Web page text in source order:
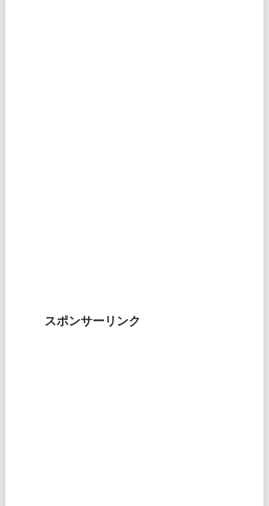
スポンサーリンク